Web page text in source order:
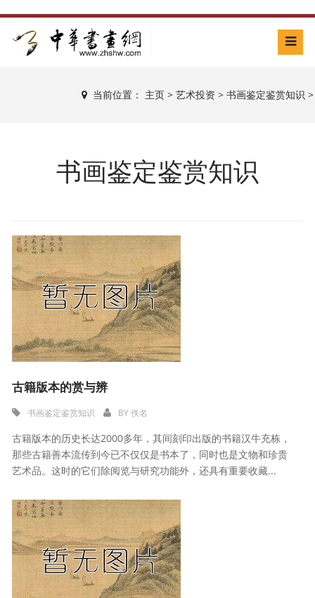
当前位置： 主页> 艺术投资 > 书画鉴定鉴赏知识 >
书画鉴定鉴赏知识
古籍版本的赏与辨
书画鉴定鉴赏知识 BY佚名
古籍版本的历史长达2000多年，其间刻印出版的书籍汉牛充栋，
那些古籍善本流传到今已不仅仅是书本了，同时也是文物和珍贵
艺术品。这时的它们除阅览与研究功能外，还具有重要收藏...